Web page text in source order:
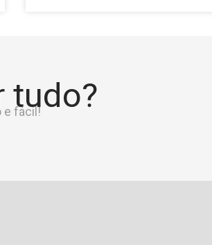
tudo?
e fácil!